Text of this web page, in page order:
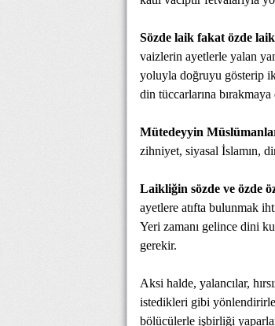
Sözde laik fakat özde
vaizlerin ayetlerle yalan
yoluyla doğruyu gösterip
din tüccarlarına
Mütedeyyin
zihniyet, siyasal İslamın,
Laikliğin sözde ve özde
ayetlere atıfta bulunmak
Yeri zamanı gelince dini
gerekir.
Aksi halde, yalancılar,
istedikleri gibi
bölücülerle işbirliği